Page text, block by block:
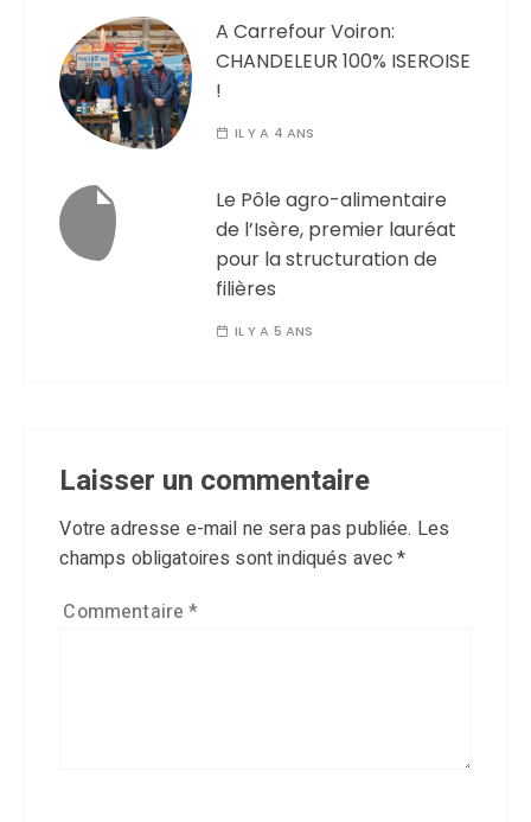
A Carrefour Voiron:
CHANDELEUR 100% ISEROISE
!
IL Y A 4 ANS
Le Pôle agro-alimentaire
de l’Isère, premier lauréat
pour la structuration de
filières
IL Y A 5 ANS
Laisser un commentaire
Votre adresse e-mail ne sera pas publiée. Les
champs obligatoires sont indiqués avec*
Commentaire*